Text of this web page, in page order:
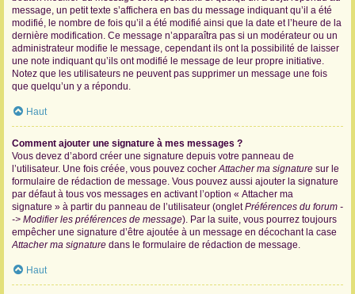
message, un petit texte s’affichera en bas du message indiquant qu’il a été
modifié, le nombre de fois qu’il a été modifié ainsi que la date et l’heure de la
dernière modification. Ce message n’apparaîtra pas si un modérateur ou un
administrateur modifie le message, cependant ils ont la possibilité de laisser
une note indiquant qu’ils ont modifié le message de leur propre initiative.
Notez que les utilisateurs ne peuvent pas supprimer un message une fois
que quelqu’un y a répondu.
Haut
Comment ajouter une signature à mes messages ?
Vous devez d’abord créer une signature depuis votre panneau de
l’utilisateur. Une fois créée, vous pouvez cocherAttacher ma signature sur le
formulaire de rédaction de message. Vous pouvez aussi ajouter la signature
par défaut à tous vos messages en activant l’option « Attacher ma
signature » à partir du panneau de l’utilisateur (ongletPréférences du forum -
-> Modifier les préférences de message). Par la suite, vous pourrez toujours
empêcher une signature d’être ajoutée à un message en décochant la case
Attacher ma signature dans le formulaire de rédaction de message.
Haut